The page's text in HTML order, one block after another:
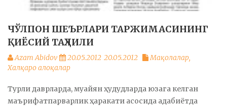
ЧЎЛПОН ШЕЪРЛАРИ ТАРЖИМАСИНИНГ
ҚИЁСИЙ ТАҲЛИЛИ
Azam Abidov 20.05.2012 20.05.2012 Мақолалар,
Халқаро алоқалар
Турли даврларда, муайян ҳудудларда юзага келган
маърифатпарварлик ҳаракати асосида адабиётда